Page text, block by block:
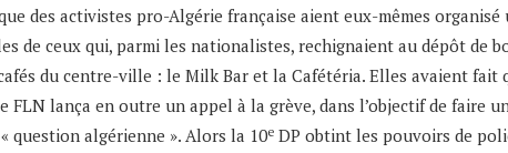
des activistes pro-Algérie française aient eux-mêmes organisé
de ceux qui, parmi les nationalistes, rechignaient au dépôt de
du centre-ville : le Milk Bar et la Cafétéria. Elles avaient
FLN lança en outre un appel à la grève, dans l’objectif de faire
question algérienne ». Alors la 10e DP obtint les pouvoirs de